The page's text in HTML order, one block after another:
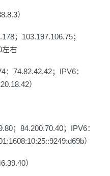
）
；103.197.106.75；
左右
74.82.42.42；IPV6：
）
；84.200.70.40；IPV6：
）
）